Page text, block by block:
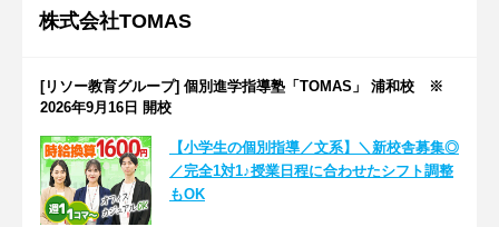
株式会社TOMAS
[リソー教育グループ] 個別進学指導塾「TOMAS」 浦和校 ※
2026年9月16日 開校
【小学生の個別指導／文系】＼新校舎募集◎
／完全1対1♪授業日程に合わせたシフト調整
もOK